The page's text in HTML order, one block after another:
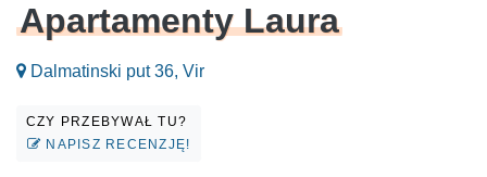
Apartamenty Laura
Dalmatinski put 36, Vir
CZY PRZEBYWAŁ TU?
NAPISZ RECENZJĘ!